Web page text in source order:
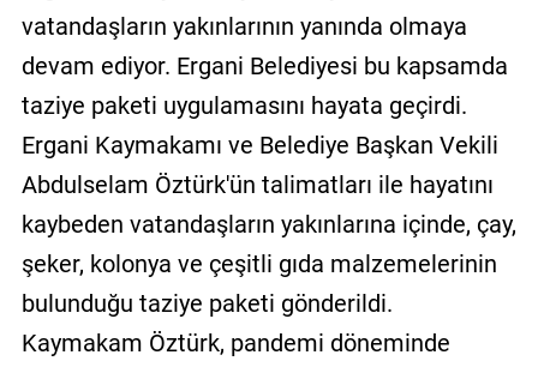
vatandaşların yakınlarının yanında olmaya
devam ediyor. Ergani Belediyesi bu kapsamda
taziye paketi uygulamasını hayata geçirdi.
Ergani Kaymakamı ve Belediye Başkan Vekili
Abdulselam Öztürk'ün talimatları ile hayatını
kaybeden vatandaşların yakınlarına içinde, çay,
şeker, kolonya ve çeşitli gıda malzemelerinin
bulunduğu taziye paketi gönderildi.
Kaymakam Öztürk, pandemi döneminde